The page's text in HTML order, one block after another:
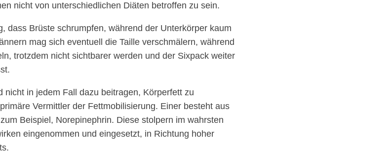
nicht von unterschiedlichen Diäten betroffen zu sein.
dass Brüste schrumpfen, während der Unterkörper kaum
mag sich eventuell die Taille verschmälern, während
trotzdem nicht sichtbarer werden und der Sixpack weiter
nicht in jedem Fall dazu beitragen, Körperfett zu
Vermittler der Fettmobilisierung. Einer besteht aus
Beispiel, Norepinephrin. Diese stolpern im wahrsten
eingenommen und eingesetzt, in Richtung hoher